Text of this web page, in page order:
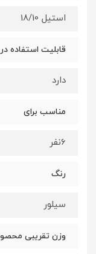
استیل 18/10
قابلیت استفاده
دارد
مناسب برای
6نفر
رنگ
سیلور
وزن تقریبی